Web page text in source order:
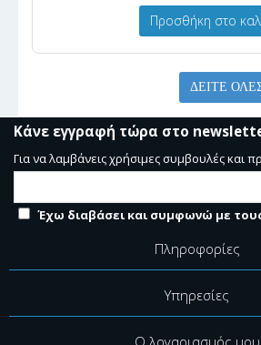
Προσθήκη στο
ΔΕΊΤΕ
Κάνε εγγραφή τώρα στο
Για να λαμβάνεις χρήσιμες συμβουλές και
Έχω διαβάσει και συμφωνώ με
Πληροφορίες
Υπηρεσίες
Ο λογαριασμός μου